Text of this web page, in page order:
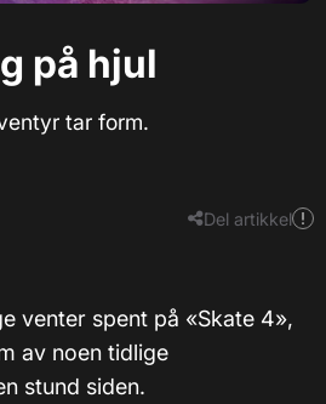
på hjul
tar form.
Del artikkel
venter spent på «Skate 4»,
av noen tidlige
stund siden.